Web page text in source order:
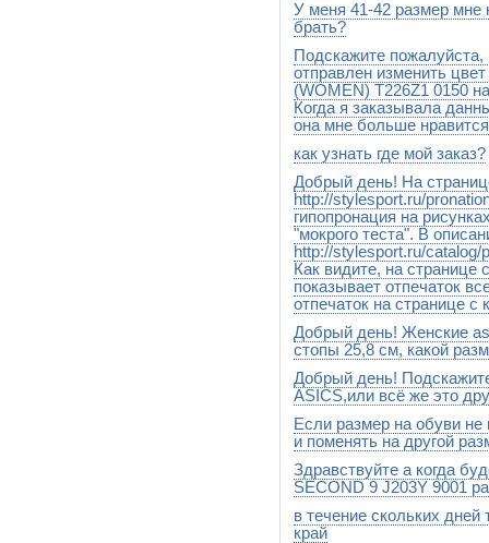
Добрый день. написано 8.5
26,5
У меня 41-42 размер мне
брать?
Посмотрите свои старые
сантиметрах.В Вашем
ориентируйтесь по нашей
Подскажите
отправлен изменить
(WOMEN) T226Z1 0150
Когда я заказывала
она мне больше нравится
Да,конечно можно.Поменяем
как узнать где мой заказ?
Добрый день. Ваш заказ в
праздников
Добрый день! На
http://stylesport.ru/
гипопронация на
"мокрого теста". В
http://stylesport.ru/catalog/
Как видите, на странице
показывает отпечаток
отпечаток на странице с
Спасибо огромное.Все
Добрый день! Женские
стопы 25,8 см, какой
Здравствуйте! Лучше взять
Добрый день!
ASICS,или всё же это
Уважаемая Анастасия!
кроссовок от бренда ASICS
Оницука.(http://
уважением,Андрей.
Если размер на обуви
и поменять на другой
Добрый день.Конечно
клиент
Здравствуйте а когда
SECOND 9 J203Y 9001
Добрый день.Такого
можно их
в течение скольких дней
край